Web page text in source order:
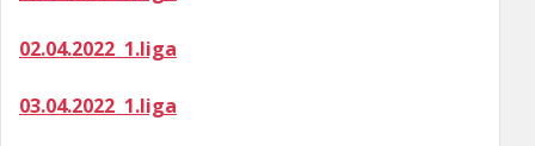
02.04.2022 1.liga
03.04.2022 1.liga